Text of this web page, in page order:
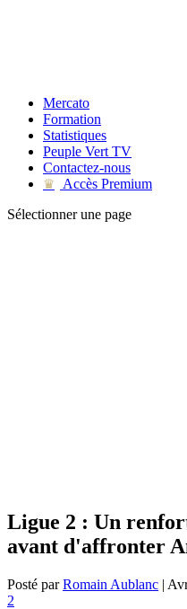
Mercato
Formation
Statistiques
Peuple Vert TV
Contactez-nous
♛
Accès Premium
Sélectionner une page
Ligue 2 : Un
avant d'affronter
Posté parRomain Aublanc |
2